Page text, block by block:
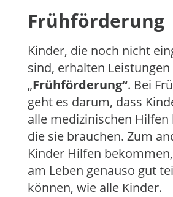
Frühförderung
Kinder, die noch nicht
sind, erhalten
„Frühförderung“. Bei
geht es darum, dass
alle medizinischen
die sie brauchen. Zum
Kinder Hilfen
am Leben genauso gut
können, wie alle Kinder.